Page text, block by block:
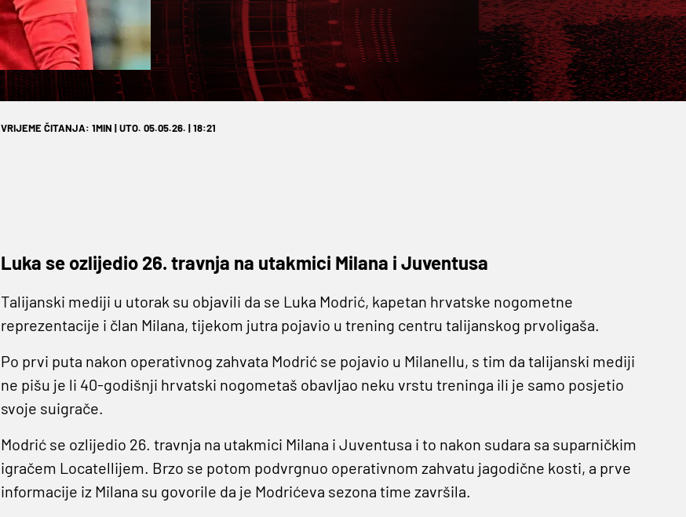
VRIJEME ČITANJA: 1MIN | UTO. 05.05.26. | 18:21
Luka se ozlijedio 26. travnja na utakmici Milana i Juventusa
Talijanski mediji u utorak su objavili da se Luka Modrić, kapetan hrvatske nogometne
reprezentacije i član Milana, tijekom jutra pojavio u trening centru talijanskog prvoligaša.
Po prvi puta nakon operativnog zahvata Modrić se pojavio u Milanellu, s tim da talijanski mediji
ne pišu je li 40-godišnji hrvatski nogometaš obavljao neku vrstu treninga ili je samo posjetio
svoje suigrače.
Modrić se ozlijedio 26. travnja na utakmici Milana i Juventusa i to nakon sudara sa suparničkim
igračem Locatellijem. Brzo se potom podvrgnuo operativnom zahvatu jagodične kosti, a prve
informacije iz Milana su govorile da je Modrićeva sezona time završila.